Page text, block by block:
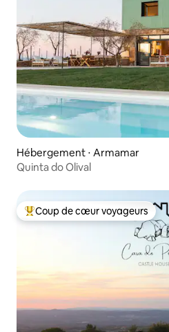
Hébergement ⋅ Armamar
Quinta do Olival
Coups de cœur voyageurs les
Coup de cœur voyageurs